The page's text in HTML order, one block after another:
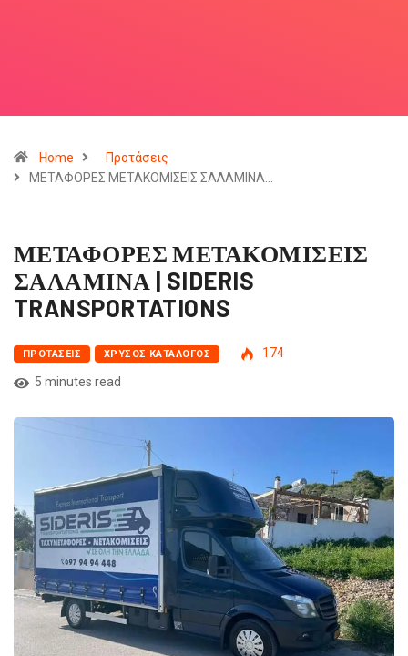
Home
Προτάσεις
ΜΕΤΑΦΟΡΕΣ ΜΕΤΑΚΟΜΙΣΕΙΣ ΣΑΛΑΜΙΝΑ…
ΜΕΤΑΦΟΡΕΣ ΜΕΤΑΚΟΜΙΣΕΙΣ
ΣΑΛΑΜΙΝΑ | SIDERIS
TRANSPORTATIONS
ΠΡΟΤΆΣΕΙΣ ΧΡΥΣΌΣ ΚΑΤΆΛΟΓΟΣ
174
5 minutes read